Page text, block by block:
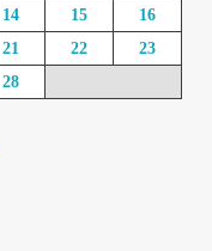
14 15
16
21 22
23
28